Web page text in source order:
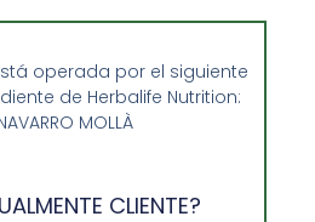
al tiempo que te permitirán
operada por el siguiente
de Herbalife Nutrition:
MOLLÀ
CLIENTE?